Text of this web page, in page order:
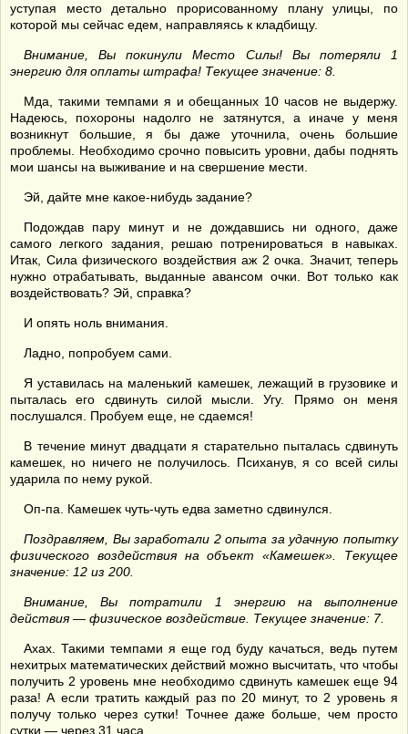
уступая место детально прорисованному плану улицы, по
которой мы сейчас едем, направляясь к кладбищу.
Внимание, Вы покинули Место Силы! Вы потеряли 1
энергию для оплаты штрафа! Текущее значение: 8.
Мда, такими темпами я и обещанных 10 часов не выдержу.
Надеюсь, похороны надолго не затянутся, а иначе у меня
возникнут большие, я бы даже уточнила, очень большие
проблемы. Необходимо срочно повысить уровни, дабы поднять
мои шансы на выживание и на свершение мести.
Эй, дайте мне какое-нибудь задание?
Подождав пару минут и не дождавшись ни одного, даже
самого легкого задания, решаю потренироваться в навыках.
Итак, Сила физического воздействия аж 2 очка. Значит, теперь
нужно отрабатывать, выданные авансом очки. Вот только как
воздействовать? Эй, справка?
И опять ноль внимания.
Ладно, попробуем сами.
Я уставилась на маленький камешек, лежащий в грузовике и
пыталась его сдвинуть силой мысли. Угу. Прямо он меня
послушался. Пробуем еще, не сдаемся!
В течение минут двадцати я старательно пыталась сдвинуть
камешек, но ничего не получилось. Психанув, я со всей силы
ударила по нему рукой.
Оп-па. Камешек чуть-чуть едва заметно сдвинулся.
Поздравляем, Вы заработали 2 опыта за удачную попытку
физического воздействия на объект «Камешек». Текущее
значение: 12 из 200.
Внимание, Вы потратили 1 энергию на выполнение
действия — физическое воздействие. Текущее значение: 7.
Ахах. Такими темпами я еще год буду качаться, ведь путем
нехитрых математических действий можно высчитать, что чтобы
получить 2 уровень мне необходимо сдвинуть камешек еще 94
раза! А если тратить каждый раз по 20 минут, то 2 уровень я
получу только через сутки! Точнее даже больше, чем просто
сутки — через 31 часа.